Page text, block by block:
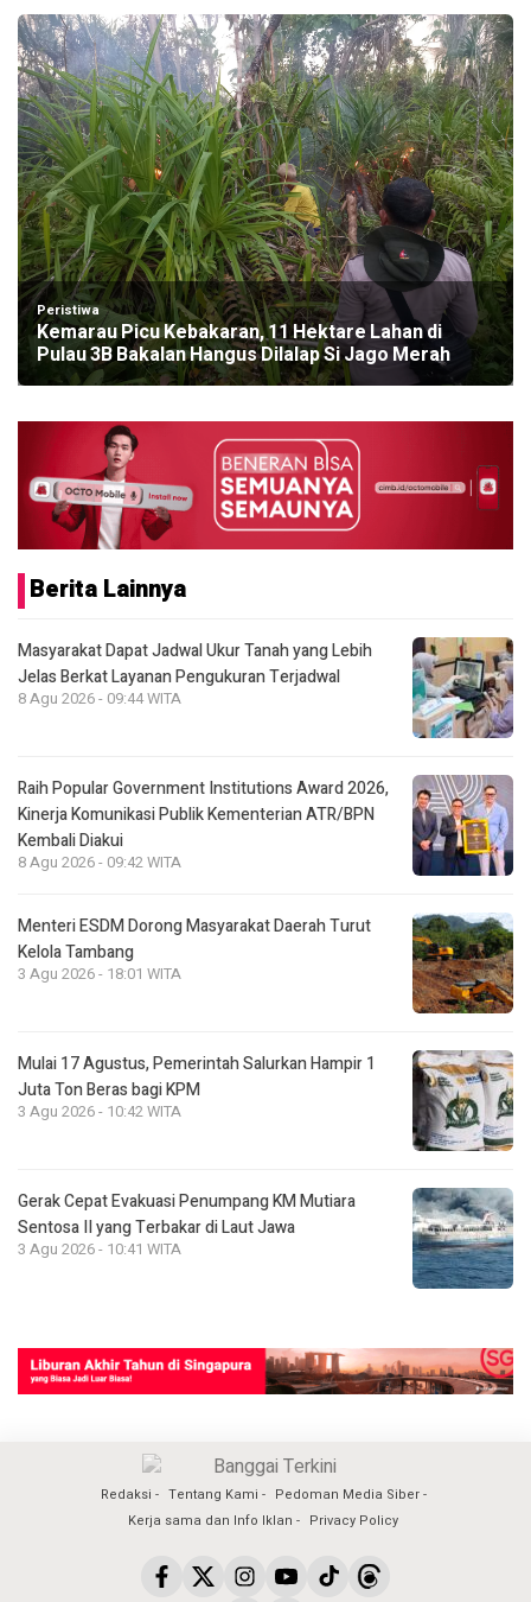
Peristiwa
Kemarau Picu Kebakaran, 11 Hektare Lahan di
Pulau 3B Bakalan Hangus Dilalap Si Jago Merah
Berita Lainnya
Masyarakat Dapat Jadwal Ukur Tanah yang Lebih
Jelas Berkat Layanan Pengukuran Terjadwal
8 Agu 2026 - 09:44 WITA
Raih Popular Government Institutions Award 2026,
Kinerja Komunikasi Publik Kementerian ATR/BPN
Kembali Diakui
8 Agu 2026 - 09:42 WITA
Menteri ESDM Dorong Masyarakat Daerah Turut
Kelola Tambang
3 Agu 2026 - 18:01 WITA
Mulai 17 Agustus, Pemerintah Salurkan Hampir 1
Juta Ton Beras bagi KPM
3 Agu 2026 - 10:42 WITA
Gerak Cepat Evakuasi Penumpang KM Mutiara
Sentosa II yang Terbakar di Laut Jawa
3 Agu 2026 - 10:41 WITA
Redaksi Tentang Kami
Pedoman Media Siber
Kerja sama dan Info Iklan
Privacy Policy